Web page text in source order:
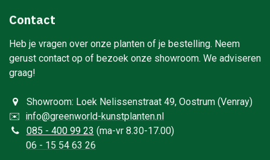
Contact
Heb je vragen over onze planten of je bestelling. Neem
gerust contact op of bezoek onze showroom. We adviseren
graag!
Showroom: Loek Nelissenstraat 49, Oostrum (Venray)
✉️ info@greenworld-kunstplanten.nl
085 - 400 99 23 (ma-vr 8.30-17.00)
06 - 15 54 63 26